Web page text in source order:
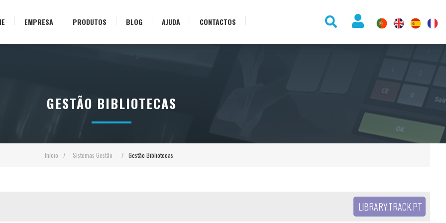
EMPRESA PRODUTOS BLOG AJUDA CONTACTOS
Início / Sistemas Gestão / Gestão Bibliotecas
GESTÃO BIBLIOTECAS
LIBRARY.TRACK.PT